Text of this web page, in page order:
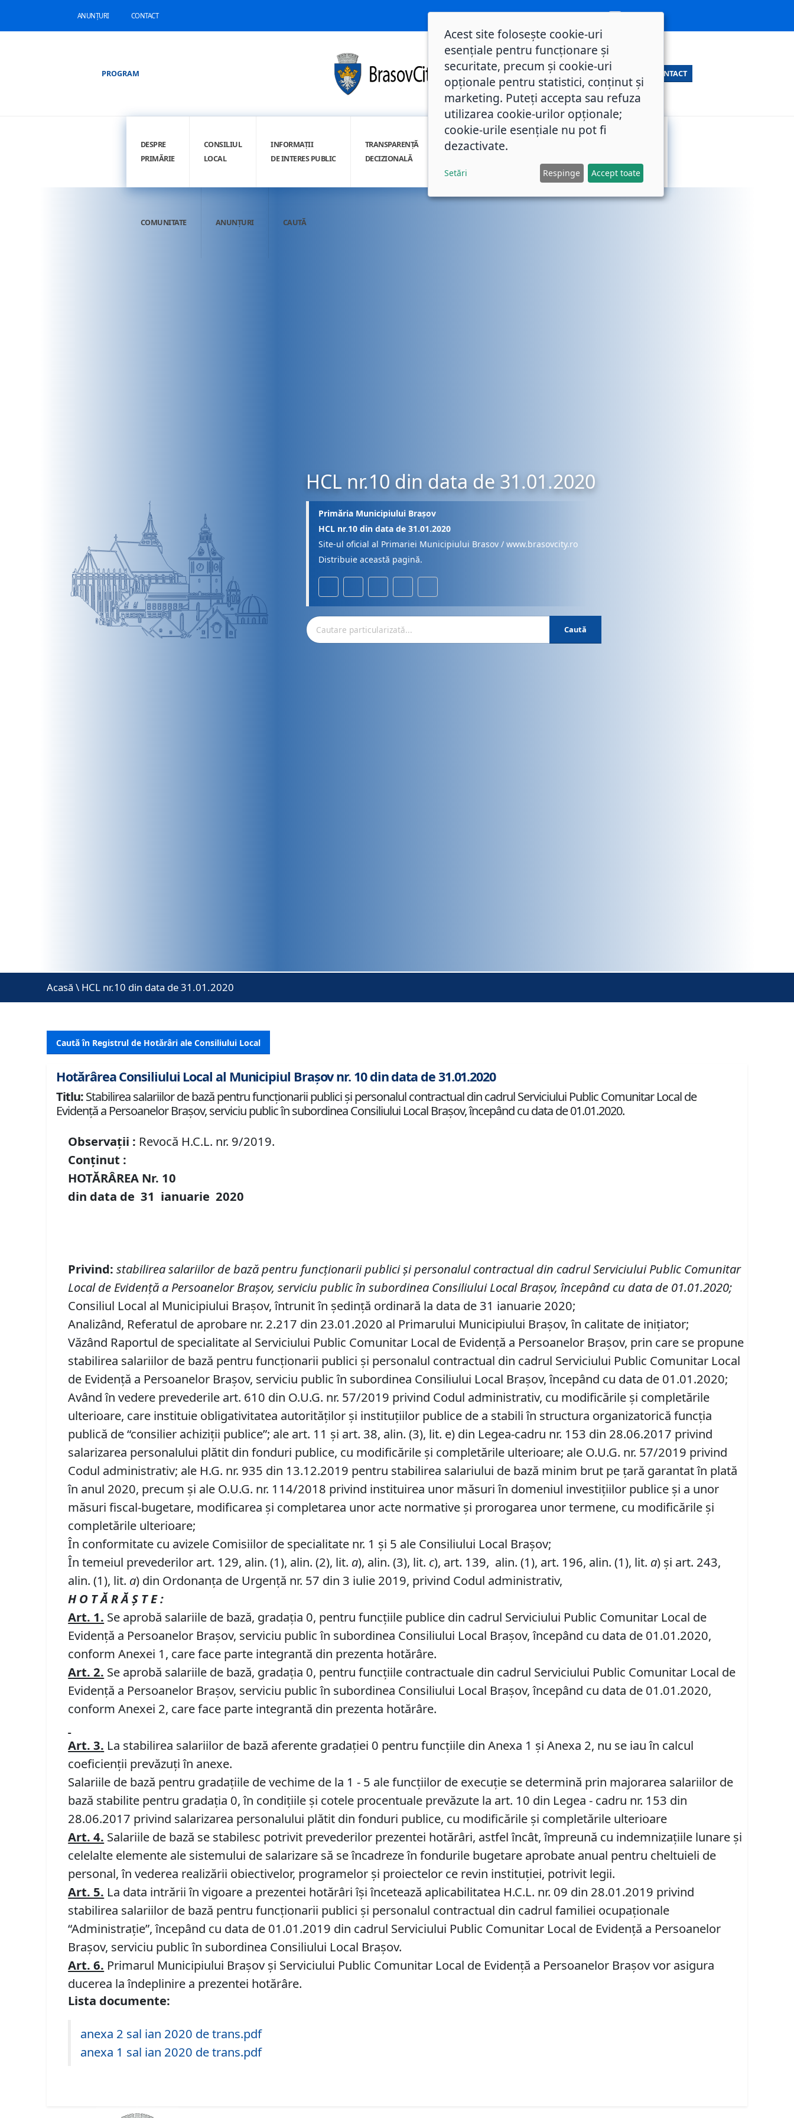
ANUNȚURI CONTACT
PROGRAM CONTACT
DESPRE
PRIMĂRIE
CONSILIUL
LOCAL
INFORMAȚII
DE INTERES PUBLIC
TRANSPARENȚĂ
DECIZIONALĂ
INTEGRITATE
COMUNITATE ANUNȚURI CAUTĂ
HCL nr.10 din data de 31.01.2020
Primăria Municipiului Brașov
HCL nr.10 din data de 31.01.2020
Site-ul oficial al Primariei Municipiului Brasov / www.brasovcity.ro
Distribuie această pagină.
Caută
Acasă \ HCL nr.10 din data de 31.01.2020
Caută în Registrul de Hotărâri ale Consiliului Local
Hotărârea Consiliului Local al Municipiul Brașov nr. 10 din data de 31.01.2020
Titlu:Stabilirea salariilor de bază pentru funcţionarii publici şi personalul contractual din cadrul Serviciului Public Comunitar Local de
Evidență a Persoanelor Brașov, serviciu public în subordinea Consiliului Local Braşov, începând cu data de 01.01.2020.
Observații : Revocă H.C.L. nr. 9/2019.
Conținut :
HOTĂRÂREA Nr. 10
din data de 31 ianuarie2020
Privind: stabilirea salariilor de bază pentru funcţionarii publici şi personalul contractual din cadrul Serviciului Public Comunitar
Local de Evidență a Persoanelor Brașov, serviciu public în subordinea Consiliului Local Braşov, începând cu data de 01.01.2020;
Consiliul Local al Municipiului Brașov, întrunit în ședință ordinară la data de 31 ianuarie 2020;
Analizând, Referatul de aprobare nr. 2.217 din 23.01.2020 al Primarului Municipiului Braşov, în calitate de inițiator;
Văzând Raportul de specialitate al Serviciului Public Comunitar Local de Evidenţă a Persoanelor Braşov, prin care se propune
stabilirea salariilor de bază pentru funcţionarii publici şi personalul contractual din cadrul Serviciului Public Comunitar Local
de Evidență a Persoanelor Brașov, serviciu public în subordinea Consiliului Local Braşov, începând cu data de 01.01.2020;
Având în vedere prevederile art. 610 din O.U.G. nr. 57/2019 privind Codul administrativ, cu modificările și completările
ulterioare, care instituie obligativitatea autorităţilor şi instituţiilor publice de a stabili în structura organizatorică funcţia
publică de “consilier achiziţii publice”; ale art. 11 şi art. 38, alin. (3), lit. e) din Legea-cadru nr. 153 din 28.06.2017 privind
salarizarea personalului plătit din fonduri publice, cu modificările şi completările ulterioare; ale O.U.G. nr. 57/2019 privind
Codul administrativ; ale H.G. nr. 935 din 13.12.2019 pentru stabilirea salariului de bază minim brut pe ţară garantat în plată
în anul 2020, precum şi ale O.U.G. nr. 114/2018 privind instituirea unor măsuri în domeniul investiţiilor publice şi a unor
măsuri fiscal-bugetare, modificarea şi completarea unor acte normative şi prorogarea unor termene, cu modificările şi
completările ulterioare;
În conformitate cu avizele Comisiilor de specialitate nr. 1 și 5 ale Consiliului Local Brașov;
În temeiul prevederilor art. 129, alin. (1), alin. (2), lit. a), alin. (3), lit. c), art. 139, alin. (1), art. 196, alin. (1), lit. a) și art. 243,
alin. (1), lit. a) din Ordonanța de Urgență nr. 57 din 3 iulie 2019, privind Codul administrativ,
H O T Ă R Ă Ş T E :
Art. 1. Se aprobă salariile de bază, gradația 0, pentru funcţiile publice din cadrul Serviciului Public Comunitar Local de
Evidență a Persoanelor Brașov, serviciu public în subordinea Consiliului Local Braşov, începând cu data de 01.01.2020,
conform Anexei 1, care face parte integrantă din prezenta hotărâre.
Art. 2. Se aprobă salariile de bază, gradația 0, pentru funcțiile contractuale din cadrul Serviciului Public Comunitar Local de
Evidență a Persoanelor Brașov, serviciu public în subordinea Consiliului Local Braşov, începând cu data de 01.01.2020,
conform Anexei 2, care face parte integrantă din prezenta hotărâre.
Art. 3. La stabilirea salariilor de bază aferente gradației 0 pentru funcțiile din Anexa 1 și Anexa 2, nu se iau în calcul
coeficienții prevăzuți în anexe.
Salariile de bază pentru gradaţiile de vechime de la 1 - 5 ale funcţiilor de execuţie se determină prin majorarea salariilor de
bază stabilite pentru gradaţia 0, în condiţiile şi cotele procentuale prevăzute la art. 10 din Legea - cadru nr. 153 din
28.06.2017 privind salarizarea personalului plătit din fonduri publice, cu modificările şi completările ulterioare
Art. 4. Salariile de bază se stabilesc potrivit prevederilor prezentei hotărâri, astfel încât, împreună cu indemnizaţiile lunare şi
celelalte elemente ale sistemului de salarizare să se încadreze în fondurile bugetare aprobate anual pentru cheltuieli de
personal, în vederea realizării obiectivelor, programelor şi proiectelor ce revin instituţiei, potrivit legii.
Art. 5. La data intrării în vigoare a prezentei hotărâri îşi încetează aplicabilitatea H.C.L. nr. 09 din 28.01.2019 privind
stabilirea salariilor de bază pentru funcţionarii publici şi personalul contractual din cadrul familiei ocupaţionale
“Administraţie”, începând cu data de 01.01.2019 din cadrul Serviciului Public Comunitar Local de Evidență a Persoanelor
Brașov, serviciu public în subordinea Consiliului Local Braşov.
Art. 6. Primarul Municipiului Brașov și Serviciului Public Comunitar Local de Evidență a Persoanelor Brașov vor asigura
ducerea la îndeplinire a prezentei hotărâre.
Lista documente:
anexa 2 sal ian 2020 de trans.pdf
anexa 1 sal ian 2020 de trans.pdf
Acest site folosește cookie-uri
esențiale pentru funcționare și
securitate, precum și cookie-uri
opționale pentru statistici, conținut și
marketing. Puteți accepta sau refuza
utilizarea cookie-urilor opționale;
cookie-urile esențiale nu pot fi
dezactivate.
Setări Respinge Accept toate